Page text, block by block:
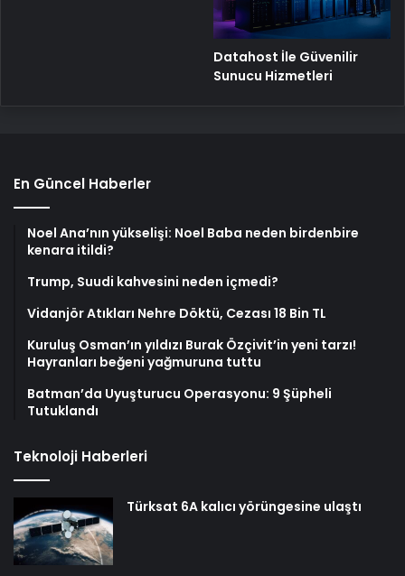
Datahost İle Güvenilir
Sunucu Hizmetleri
En Güncel Haberler
Noel Ana’nın yükselişi: Noel Baba neden birdenbire
kenara itildi?
Trump, Suudi kahvesini neden içmedi?
Vidanjör Atıkları Nehre Döktü, Cezası 18 Bin TL
Kuruluş Osman’ın yıldızı Burak Özçivit’in yeni tarzı!
Hayranları beğeni yağmuruna tuttu
Batman’da Uyuşturucu Operasyonu: 9 Şüpheli
Tutuklandı
Teknoloji Haberleri
Türksat 6A kalıcı yörüngesine ulaştı